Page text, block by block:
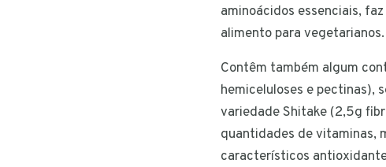
aminoácidos essenciais,
alimento para vegetarianos.
Contêm também algum
hemiceluloses e pectinas),
variedade Shitake (2,5g
quantidades de vitaminas,
característicos